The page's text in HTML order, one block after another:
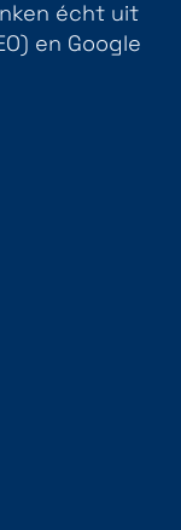
écht uit
en Google